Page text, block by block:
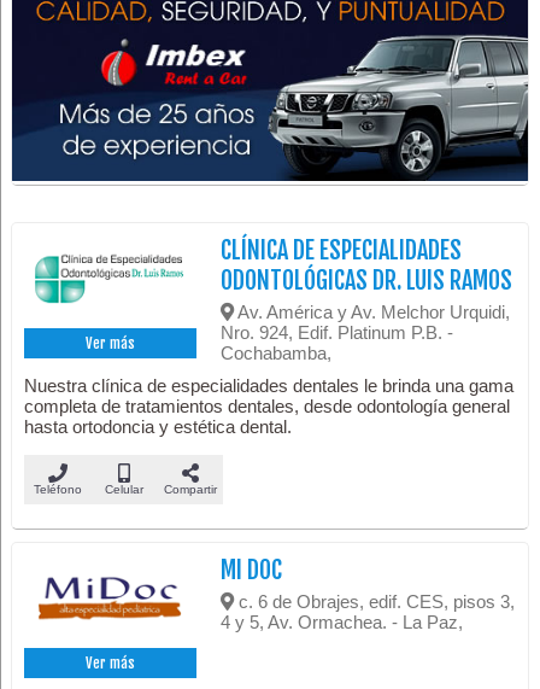
Ver más
CLÍNICA DE ESPECIALIDADES
ODONTOLÓGICAS DR. LUIS RAMOS
Av. América y Av. Melchor Urquidi,
Nro. 924, Edif. Platinum P.B. -
Cochabamba,
Nuestra clínica de especialidades dentales le brinda una gama
completa de tratamientos dentales, desde odontología general
hasta ortodoncia y estética dental.
Teléfono Celular Compartir
Ver más
MI DOC
c. 6 de Obrajes, edif. CES, pisos 3,
4 y 5, Av. Ormachea. - La Paz,